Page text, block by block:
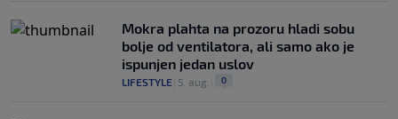
Mokra plahta na prozoru hladi sobu
bolje od ventilatora, ali samo ako je
ispunjen jedan uslov
LIFESTYLE 5. aug. 0